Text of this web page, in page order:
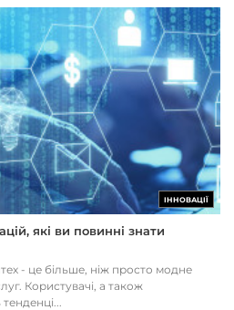
ІННОВАЦІЇ
які ви повинні знати
- це більше, ніж просто модне
Користувачі, а також